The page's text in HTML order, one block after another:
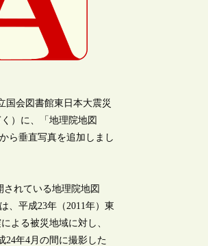
国会図書館東日本大震災
）に、「地理院地図
ら垂直写真を追加しまし
されている地理院地図
、平成23年（2011年）東
よる被災地域に対し、
24年4月の間に撮影した